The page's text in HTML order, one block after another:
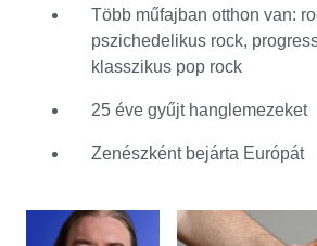
zene iránti szenvedélyét. Azóta Andrew nemcsak egy
kiterjedt gyűjtemény birtokosa, de
jazz- és blues-zenekarban is játszott.
szerzője különféle a hatvanas-
Andrew a hanglemezekkel
tanulhat tőlük, illetve hogy
Több műfajban otthon van:
pszichedelikus rock,
klasszikus pop rock
25 éve gyűjt hanglemezeket
Zenészként bejárta Európát